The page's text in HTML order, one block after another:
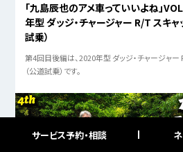
「九島辰也のアメ車っていいよね」
年型 ダッジ・チャージャー R/T スキャ
試乗）
第4回目後編は、2020年型 ダッジ・チャージャー R/T スキャットパック
（公道試乗）です。
サービス予約・相談